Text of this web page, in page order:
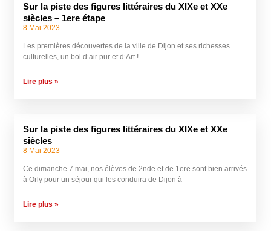
Sur la piste des figures littéraires du XIXe et XXe
siècles – 1ere étape
8 Mai 2023
Les premières découvertes de la ville de Dijon et ses richesses
culturelles, un bol d’air pur et d’Art !
Lire plus »
Sur la piste des figures littéraires du XIXe et XXe
siècles
8 Mai 2023
Ce dimanche 7 mai, nos élèves de 2nde et de 1ere sont bien arrivés
à Orly pour un séjour qui les conduira de Dijon à
Lire plus »